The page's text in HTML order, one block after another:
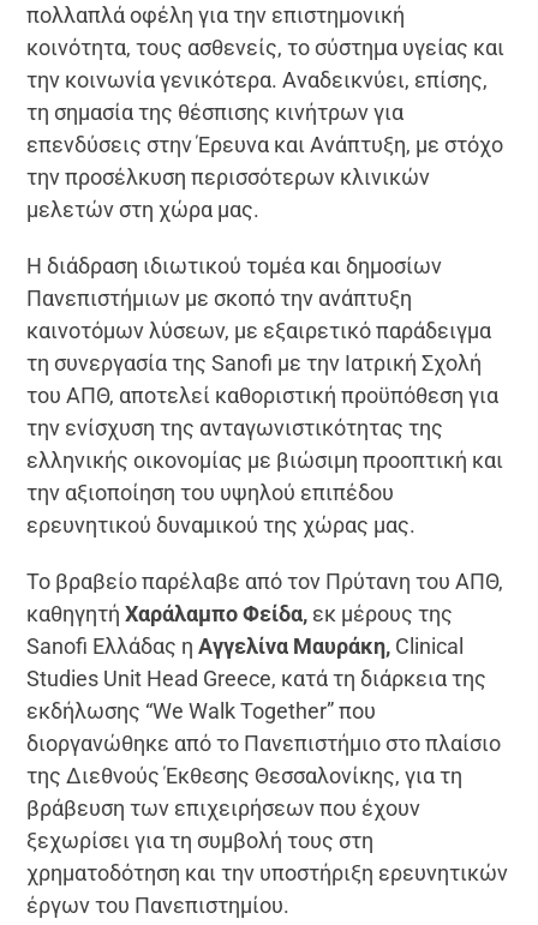
πολλαπλά οφέλη για την επιστημονική
κοινότητα, τους ασθενείς, το σύστημα υγείας και
την κοινωνία γενικότερα. Αναδεικνύει, επίσης,
τη σημασία της θέσπισης κινήτρων για
επενδύσεις στην Έρευνα και Ανάπτυξη, με στόχο
την προσέλκυση περισσότερων κλινικών
μελετών στη χώρα μας.
Η διάδραση ιδιωτικού τομέα και δημοσίων
Πανεπιστήμιων με σκοπό την ανάπτυξη
καινοτόμων λύσεων, με εξαιρετικό παράδειγμα
τη συνεργασία της Sanofi με την Ιατρική Σχολή
του ΑΠΘ, αποτελεί καθοριστική προϋπόθεση για
την ενίσχυση της ανταγωνιστικότητας της
ελληνικής οικονομίας με βιώσιμη προοπτική και
την αξιοποίηση του υψηλού επιπέδου
ερευνητικού δυναμικού της χώρας μας.
Το βραβείο παρέλαβε από τον Πρύτανη του ΑΠΘ,
καθηγητήΧαράλαμπο Φείδα, εκ μέρους της
Sanofi Ελλάδας ηΑγγελίνα Μαυράκη, Clinical
Studies Unit Head Greece, κατά τη διάρκεια της
εκδήλωσης “We Walk Together” που
διοργανώθηκε από το Πανεπιστήμιο στο πλαίσιο
της Διεθνούς Έκθεσης Θεσσαλονίκης, για τη
βράβευση των επιχειρήσεων που έχουν
ξεχωρίσει για τη συμβολή τους στη
χρηματοδότηση και την υποστήριξη ερευνητικών
έργων του Πανεπιστημίου.